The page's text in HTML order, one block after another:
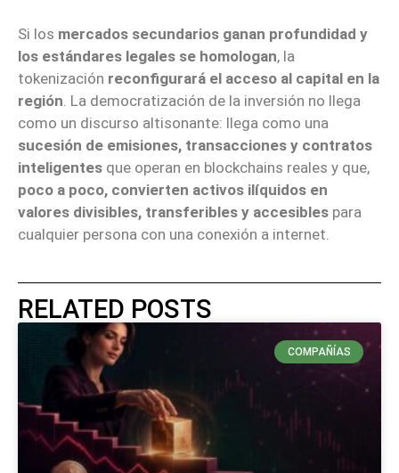
Si los mercados secundarios ganan profundidad y
los estándares legales se homologan, la
tokenización reconfigurará el acceso al capital en la
región. La democratización de la inversión no llega
como un discurso altisonante: llega como una
sucesión de emisiones, transacciones y contratos
inteligentes que operan en blockchains reales y que,
poco a poco, convierten activos ilíquidos en
valores divisibles, transferibles y accesibles para
cualquier persona con una conexión a internet.
RELATED POSTS
COMPAÑÍAS